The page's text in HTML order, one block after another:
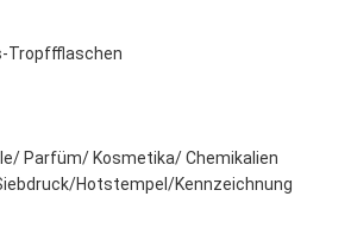
Tropffflaschen
Parfüm/ Kosmetika/ Chemikalien
Hotstempel/Kennzeichnung